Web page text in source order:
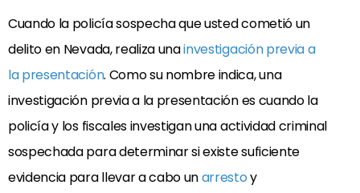
Cuando la policía sospecha que usted cometió un
delito en Nevada, realiza unainvestigación previa a
la presentación. Como su nombre indica, una
investigación previa a la presentación es cuando la
policía y los fiscales investigan una actividad criminal
sospechada para determinar si existe suficiente
evidencia para llevar a cabo unarrestoy